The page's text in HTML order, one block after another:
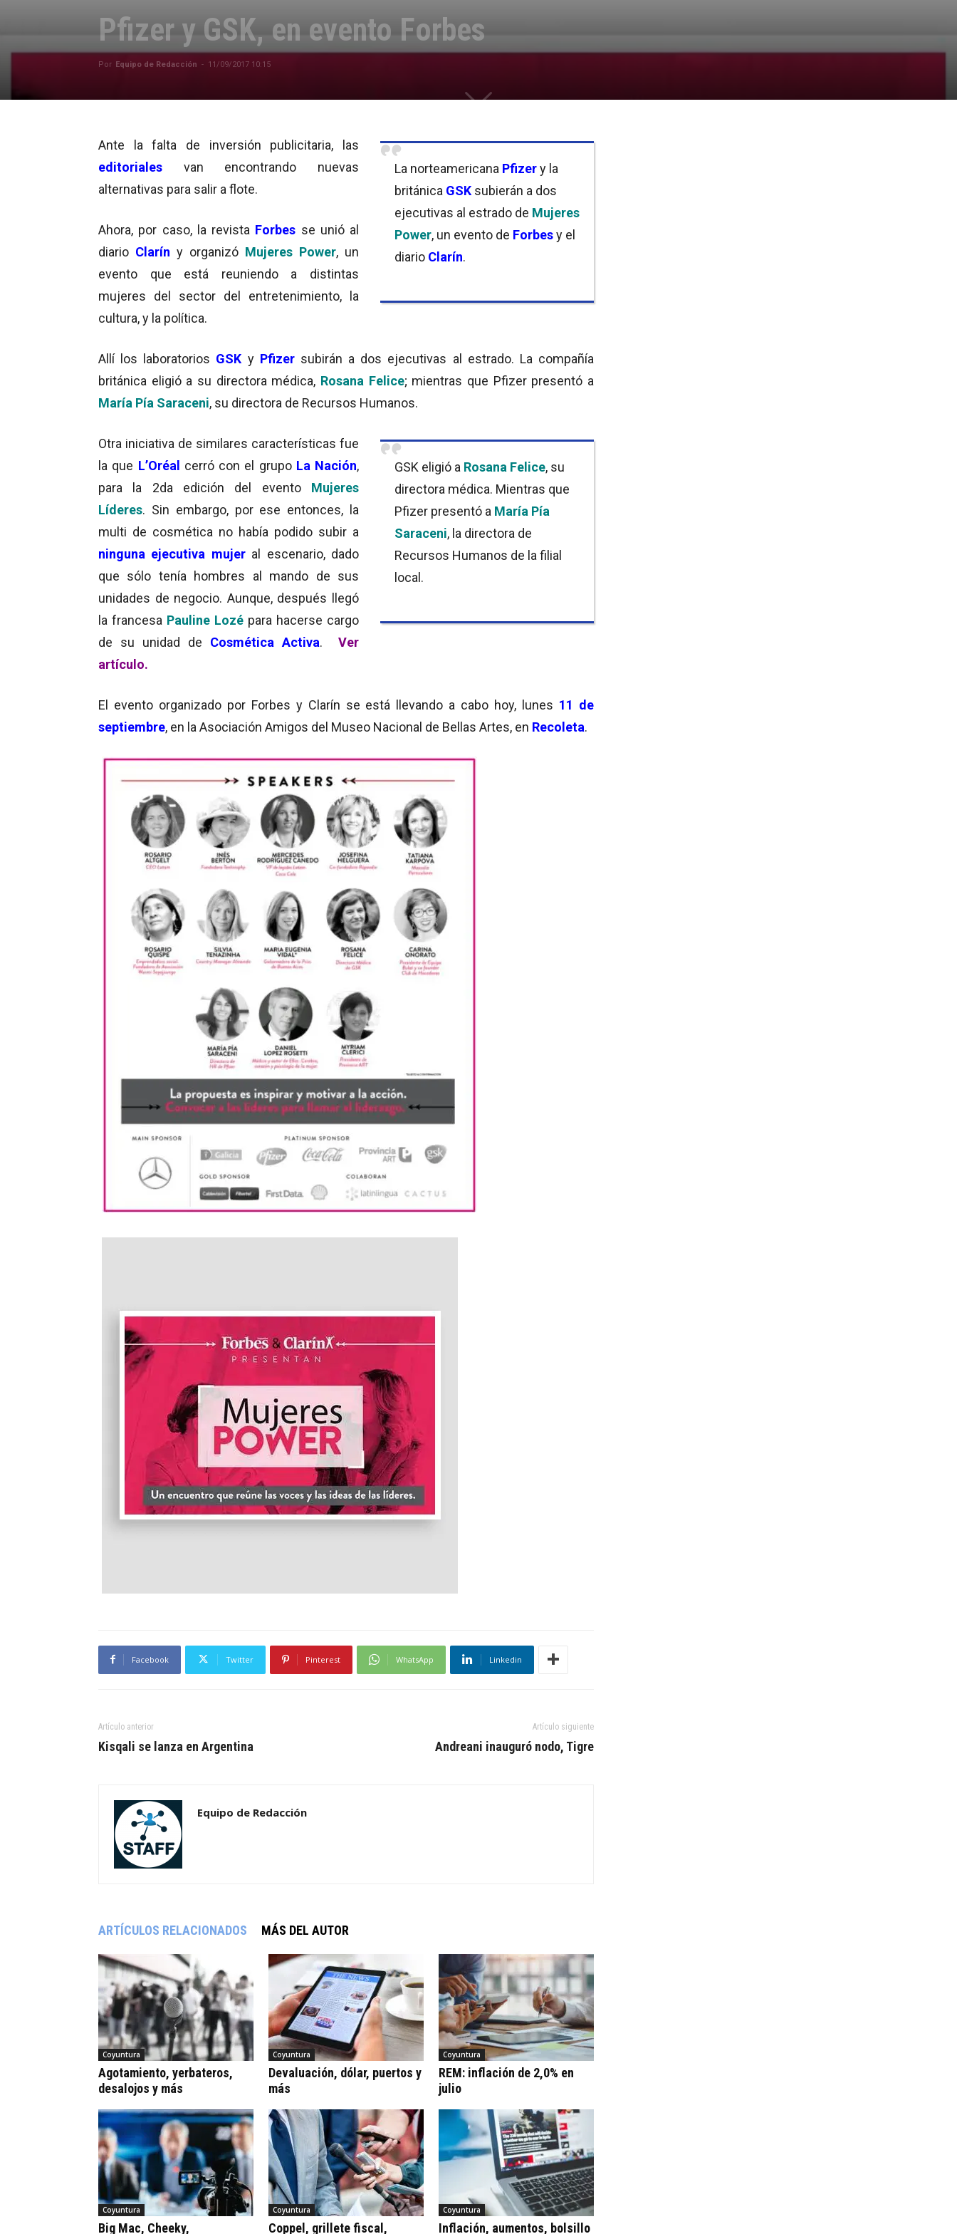
Pfizer y GSK, en evento Forbes
Por Equipo de Redacción - 11/09/2017 10:15
La norteamericana Pfizery la
británica GSK subierán a dos
ejecutivas al estrado de Mujeres
Power, un evento de Forbesy el
diario Clarín.
Ante la falta de inversión publicitaria, las
editoriales
van encontrando nuevas
alternativas para salir a flote.
Ahora, por caso, la revista Forbes se unió al
diario Clarín y organizó Mujeres Power, un
evento que está reuniendo a distintas
mujeres del sector del entretenimiento, la
cultura, y la política.
Allí los laboratorios GSK y Pfizer subirán a dos ejecutivas al estrado. La compañía
británica eligió a su directora médica, Rosana Felice; mientras que Pfizer presentó a
María Pía Saraceni, su directora de Recursos Humanos.
GSK eligió a Rosana Felice, su
directora médica. Mientras que
Pfizer presentó a María Pía
Saraceni, la directora de
Recursos Humanos de la filial
local.
Otra iniciativa de similares características fue
la que L’Oréal cerró con el grupo La Nación,
para la 2da edición del evento Mujeres
Líderes. Sin embargo, por ese entonces, la
multi de cosmética no había podido subir a
ninguna ejecutiva mujeral escenario, dado
que sólo tenía hombres al mando de sus
unidades de negocio. Aunque, después llegó
la francesa Pauline Lozé para hacerse cargo
de su unidad de Cosmética Activa. Ver
artículo.
El evento organizado por Forbes y Clarín se está llevando a cabo hoy, lunes 11 de
septiembre, en la Asociación Amigos del Museo Nacional de Bellas Artes, en Recoleta.
Facebook Twitter Pinterest WhatsApp Linkedin
Artículo anterior
Kisqali se lanza en Argentina
Artículo siguiente
Andreani inauguró nodo, Tigre
Equipo de Redacción
ARTÍCULOS RELACIONADOS MÁS DEL AUTOR
Coyuntura
Agotamiento, yerbateros,
desalojos y más
Coyuntura
Devaluación, dólar, puertos y
más
Coyuntura
REM: inflación de 2,0% en
julio
Coyuntura
Big Mac, Cheeky,
Coyuntura
Coppel, grillete fiscal,
Coyuntura
Inflación, aumentos, bolsillo